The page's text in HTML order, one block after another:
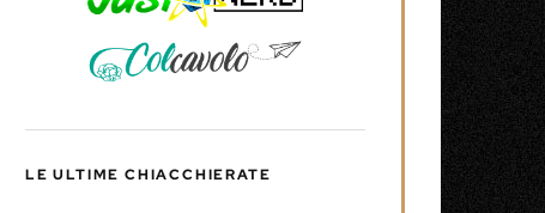
LE ULTIME CHIACCHIERATE